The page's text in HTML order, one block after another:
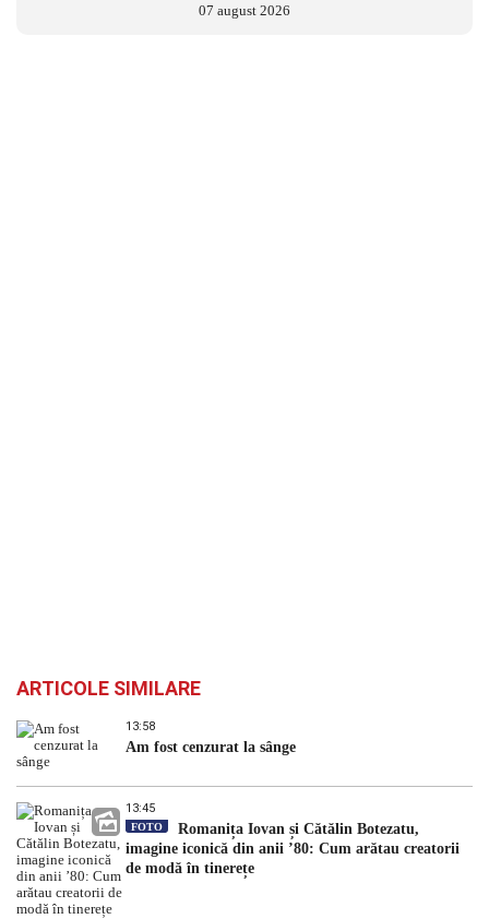
07 august 2026
ARTICOLE SIMILARE
13:58
Am fost cenzurat la sânge
13:45
FOTO
Romanița Iovan și Cătălin Botezatu,
imagine iconică din anii ’80: Cum arătau creatorii
de modă în tinerețe